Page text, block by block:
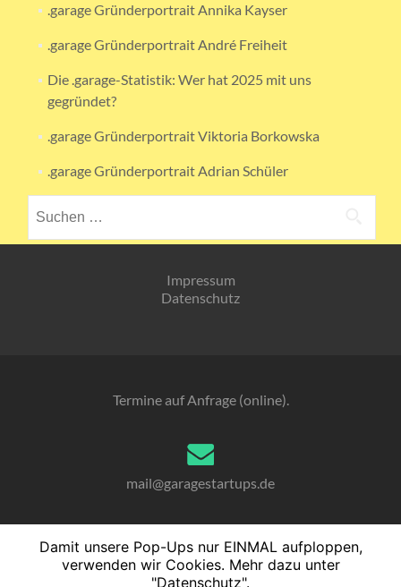
.garage Gründerportrait Annika Kayser
.garage Gründerportrait André Freiheit
Die .garage-Statistik: Wer hat 2025 mit uns
gegründet?
.garage Gründerportrait Viktoria Borkowska
.garage Gründerportrait Adrian Schüler
nach:
Impressum
Datenschutz
Termine auf Anfrage (online).
mail@garagestartups.de
040. 76 10 23 70
Damit unsere Pop-Ups nur EINMAL aufploppen,
verwenden wir Cookies. Mehr dazu unter
"Datenschutz".